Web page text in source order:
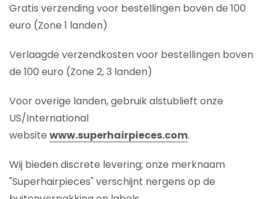
Gratis verzending voor bestellingen boven de 100
euro (Zone 1 landen)
Verlaagde verzendkosten voor bestellingen boven
de 100 euro (Zone 2, 3 landen)
Voor overige landen, gebruik alstublieft onze
US/International
website www.superhairpieces.com.
Wij bieden discrete levering; onze merknaam
"Superhairpieces" verschijnt nergens op de